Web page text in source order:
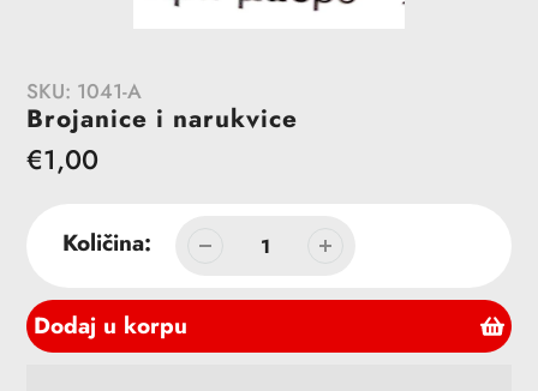
SKU: 1041-A
Brojanice i narukvice
Redovna
€1,00
Količina:
Dodaj u korpu